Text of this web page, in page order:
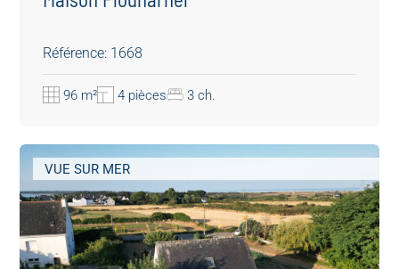
Référence: 1668
96 m² 4 pièces 3 ch.
VUE SUR MER